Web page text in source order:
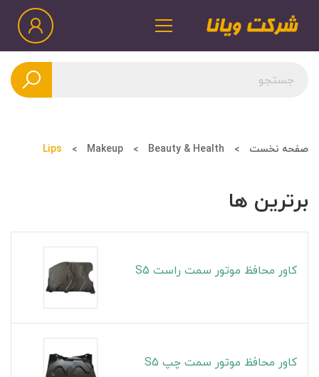
صفحه نخست Beauty & Health
Makeup
Lips
برترین ها
کاور محافظ موتور سمت راست S5
کاور محافظ موتور سمت چپ S5